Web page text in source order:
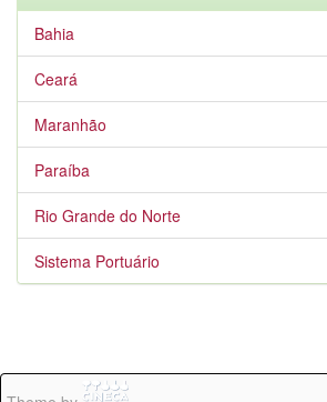
Bahia
Ceará
Maranhão
Paraíba
Rio Grande do Norte
Sistema Portuário